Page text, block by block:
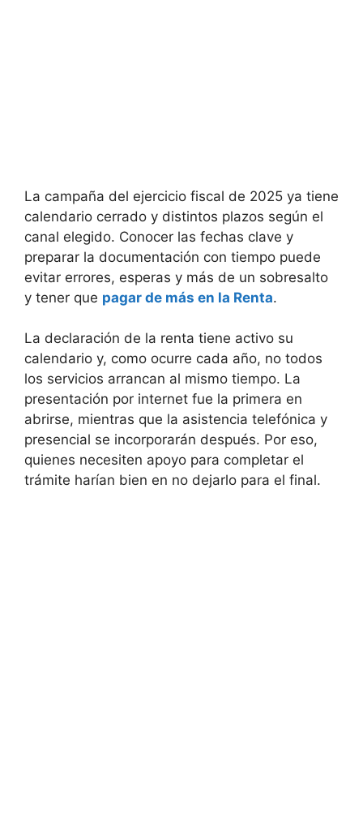
La campaña del ejercicio fiscal de 2025 ya tiene
calendario cerrado y distintos plazos según el
canal elegido. Conocer las fechas clave y
preparar la documentación con tiempo puede
evitar errores, esperas y más de un sobresalto
y tener que pagar de más en la Renta.
La declaración de la renta tiene activo su
calendario y, como ocurre cada año, no todos
los servicios arrancan al mismo tiempo. La
presentación por internet fue la primera en
abrirse, mientras que la asistencia telefónica y
presencial se incorporarán después. Por eso,
quienes necesiten apoyo para completar el
trámite harían bien en no dejarlo para el final.